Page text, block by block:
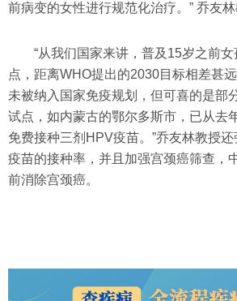
前病变的女性进行规范化治疗。” 乔友林
“从我们国家来讲，普及15岁之前
点，距离WHO提出的2030目标相差甚
未被纳入国家免疫规划，但可喜的是部
试点，如内蒙古的鄂尔多斯市，已从去
免费接种三剂HPV疫苗。”乔友林教授
疫苗的接种率，并且加强宫颈癌筛查，
前消除宫颈癌。